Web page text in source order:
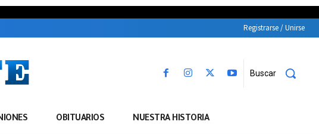
Registrarse / Unirse
Buscar
OBITUARIOS NUESTRA HISTORIA